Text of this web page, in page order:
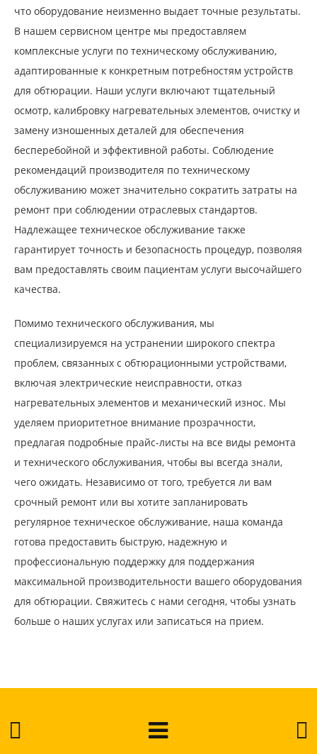
что оборудование неизменно выдает точные результаты.
В нашем сервисном центре мы предоставляем
комплексные услуги по техническому обслуживанию,
адаптированные к конкретным потребностям устройств
для обтюрации. Наши услуги включают тщательный
осмотр, калибровку нагревательных элементов, очистку и
замену изношенных деталей для обеспечения
бесперебойной и эффективной работы. Соблюдение
рекомендаций производителя по техническому
обслуживанию может значительно сократить затраты на
ремонт при соблюдении отраслевых стандартов.
Надлежащее техническое обслуживание также
гарантирует точность и безопасность процедур, позволяя
вам предоставлять своим пациентам услуги высочайшего
качества.
Помимо технического обслуживания, мы
специализируемся на устранении широкого спектра
проблем, связанных с обтюрационными устройствами,
включая электрические неисправности, отказ
нагревательных элементов и механический износ. Мы
уделяем приоритетное внимание прозрачности,
предлагая подробные прайс-листы на все виды ремонта
и технического обслуживания, чтобы вы всегда знали,
чего ожидать. Независимо от того, требуется ли вам
срочный ремонт или вы хотите запланировать
регулярное техническое обслуживание, наша команда
готова предоставить быструю, надежную и
профессиональную поддержку для поддержания
максимальной производительности вашего оборудования
для обтюрации. Свяжитесь с нами сегодня, чтобы узнать
больше о наших услугах или записаться на прием.